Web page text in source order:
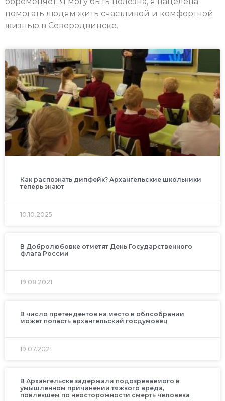
помогать людям жить счастливой и комфортной
жизнью в Северодвинске.
Как распознать дипфейк? Архангельские школьники
теперь знают
10.10.2025
В Добролюбовке отметят День Государственного
флага России
19.08.2021
В число претендентов на место в облсобрании
может попасть архангельский госдумовец
19.07.2021
В Архангельске задержали подозреваемого в
умышленном причинении тяжкого вреда,
повлекшем по неосторожности смерть человека